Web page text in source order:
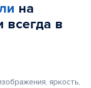
на
всегда в
яркость,